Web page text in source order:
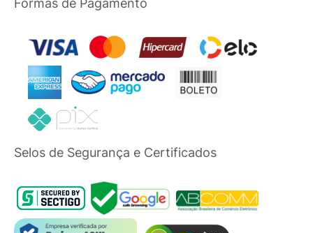
Formas de Pagamento
Selos de Segurança e Certificados